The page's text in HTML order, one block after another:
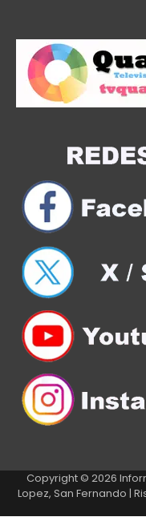
Copyright © 2026
Lopez, San Fernando |